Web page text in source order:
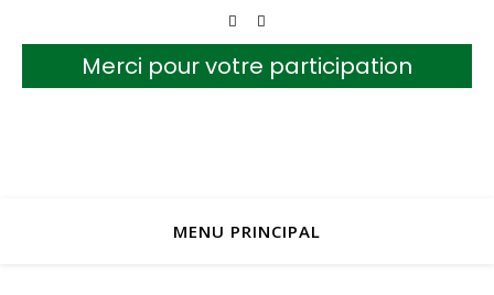
Merci pour votre participation
MENU PRINCIPAL